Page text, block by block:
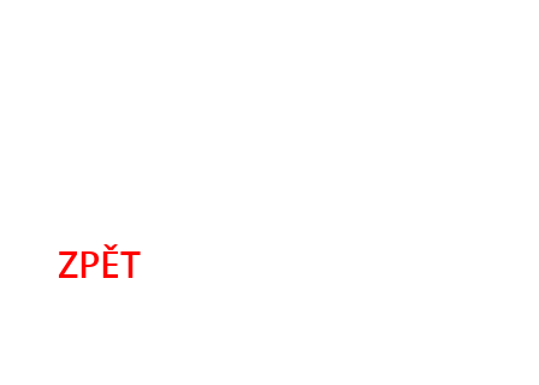
ZPĚT